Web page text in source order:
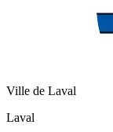
Ville de Laval
Laval